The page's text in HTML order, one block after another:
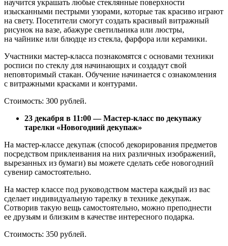
научится украшать любые стеклянные поверхности
изысканными пестрыми узорами, которые так красиво играют
на свету. Посетители смогут создать красивый витражный
рисунок на вазе, абажуре светильника или люстры,
на чайнике или блюдце из стекла, фарфора или керамики.
Участники мастер-класса познакомятся с основами техники
росписи по стеклу для начинающих и создадут свой
неповторимый стакан. Обучение начинается с ознакомления
с витражными красками и контурами.
Стоимость: 300 рублей.
23 декабря в 11:00 — Мастер-класс по декупажу
тарелки «Новогодний декупаж»
На мастер-классе декупаж (способ декорирования предметов
посредством приклеивания на них различных изображений,
вырезанных из бумаги) вы можете сделать себе новогодний
сувенир самостоятельно.
На мастер классе под руководством мастера каждый из вас
сделает индивидуальную тарелку в технике декупаж.
Сотворив такую вещь самостоятельно, можно преподнести
ее друзьям и близким в качестве интересного подарка.
Стоимость: 350 рублей.